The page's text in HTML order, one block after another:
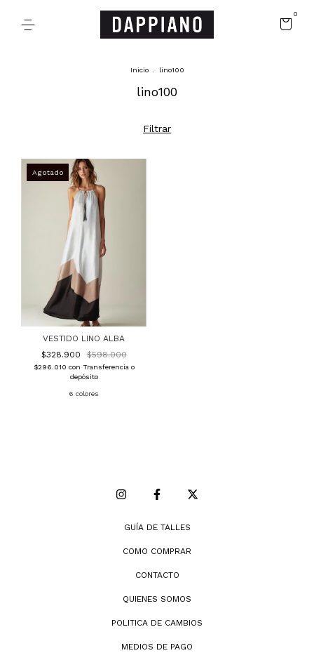
0
Inicio lino100
lino100
Filtrar
VESTIDO LINO ALBA
$328.900
$598.000
$296.010 con Transferencia o
depósito
6 colores
GUÍA DE TALLES
COMO COMPRAR
CONTACTO
QUIENES SOMOS
POLITICA DE CAMBIOS
MEDIOS DE PAGO